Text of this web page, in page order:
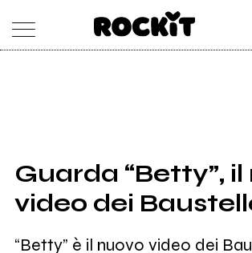
SHOP
RADIO
Guarda “Betty”, il
video dei
“Betty” è il nuovo video dei